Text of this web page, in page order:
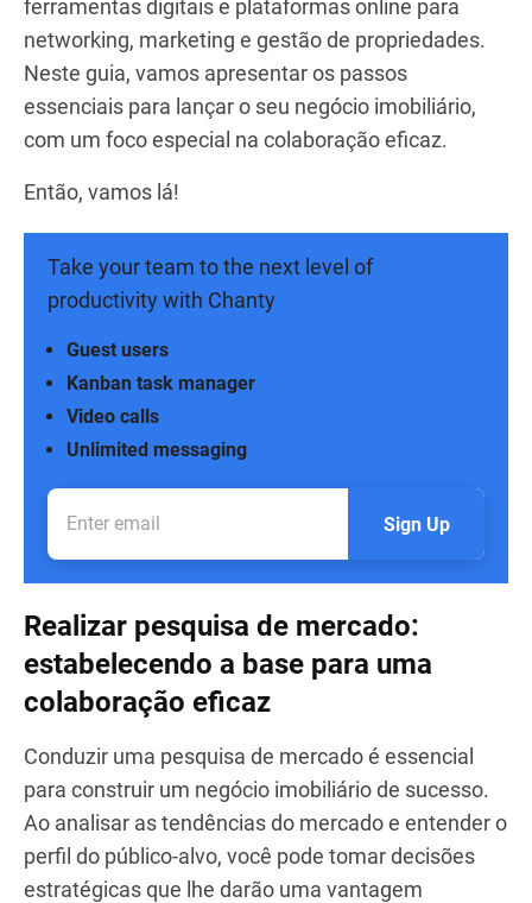
ferramentas digitais e plataformas online para
networking, marketing e gestão de propriedades.
Neste guia, vamos apresentar os passos
essenciais para lançar o seu negócio imobiliário,
com um foco especial na colaboração eficaz.
Então, vamos lá!
Take your team to the next level of
productivity with Chanty
Unlimited messaging
Video calls
Kanban task manager
Guest users
Sign Up
Realizar pesquisa de mercado:
estabelecendo a base para uma
colaboração eficaz
Conduzir uma pesquisa de mercado é essencial
para construir um negócio imobiliário de sucesso.
Ao analisar as tendências do mercado e entender o
perfil do público-alvo, você pode tomar decisões
estratégicas que lhe darão uma vantagem